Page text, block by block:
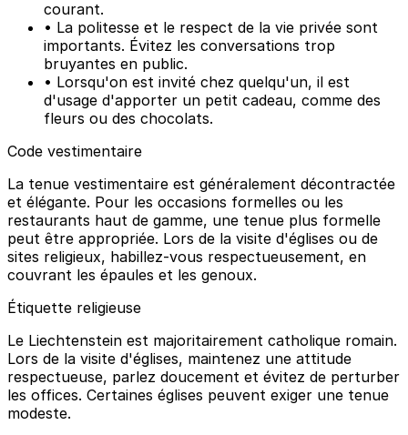
courant.
• La politesse et le respect de la vie privée sont
importants. Évitez les conversations trop
bruyantes en public.
• Lorsqu'on est invité chez quelqu'un, il est
d'usage d'apporter un petit cadeau, comme des
fleurs ou des chocolats.
Code vestimentaire
La tenue vestimentaire est généralement décontractée
et élégante. Pour les occasions formelles ou les
restaurants haut de gamme, une tenue plus formelle
peut être appropriée. Lors de la visite d'églises ou de
sites religieux, habillez-vous respectueusement, en
couvrant les épaules et les genoux.
Étiquette religieuse
Le Liechtenstein est majoritairement catholique romain.
Lors de la visite d'églises, maintenez une attitude
respectueuse, parlez doucement et évitez de perturber
les offices. Certaines églises peuvent exiger une tenue
modeste.